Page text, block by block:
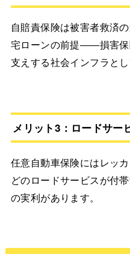
自賠責保険は被害者救済
宅ローンの前提――損害保
支えする社会インフラとし
メリット3：ロードサー
任意自動車保険にはレッ
どのロードサービスが付
の実利があります。